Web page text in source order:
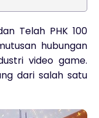
Telah PHK 100
hubungan
video game.
dari salah satu